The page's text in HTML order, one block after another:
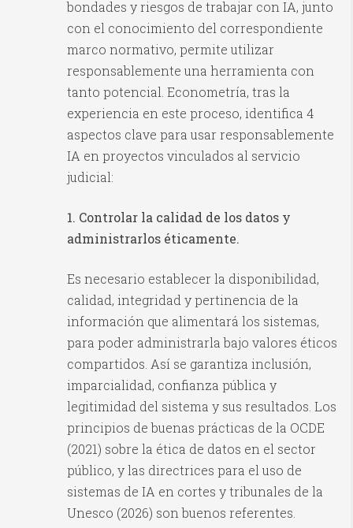
bondades y riesgos de trabajar con IA, junto
con el conocimiento del correspondiente
marco normativo, permite utilizar
responsablemente una herramienta con
tanto potencial. Econometría, tras la
experiencia en este proceso, identifica 4
aspectos clave para usar responsablemente
IA en proyectos vinculados al servicio
judicial:
1. Controlar la calidad de los datos y
administrarlos éticamente.
Es necesario establecer la disponibilidad,
calidad, integridad y pertinencia de la
información que alimentará los sistemas,
para poder administrarla bajo valores éticos
compartidos. Así se garantiza inclusión,
imparcialidad, confianza pública y
legitimidad del sistema y sus resultados. Los
principios de buenas prácticas de la OCDE
(2021) sobre la ética de datos en el sector
público, y las directrices para el uso de
sistemas de IA en cortes y tribunales de la
Unesco (2026) son buenos referentes.